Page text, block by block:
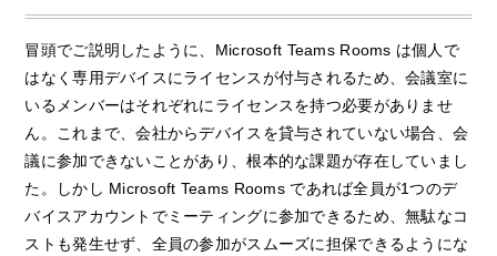
冒頭でご説明したように、Microsoft Teams Rooms は個人で
はなく専用デバイスにライセンスが付与されるため、会議室に
いるメンバーはそれぞれにライセンスを持つ必要がありませ
ん。これまで、会社からデバイスを貸与されていない場合、会
議に参加できないことがあり、根本的な課題が存在していまし
た。しかし Microsoft Teams Rooms であれば全員が1つのデ
バイスアカウントでミーティングに参加できるため、無駄なコ
ストも発生せず、全員の参加がスムーズに担保できるようにな